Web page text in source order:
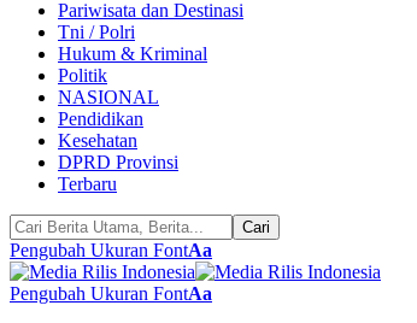
Pariwisata dan Destinasi
Tni / Polri
Hukum & Kriminal
Politik
NASIONAL
Pendidikan
Kesehatan
DPRD Provinsi
Terbaru
Pengubah Ukuran FontAa
Pengubah Ukuran FontAa